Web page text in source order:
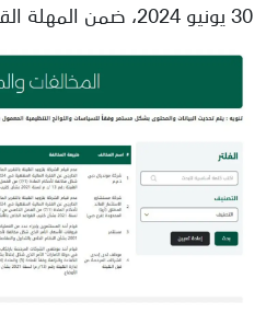
30 يونيو 2024، ضمن المهلة القانونية المحددة.